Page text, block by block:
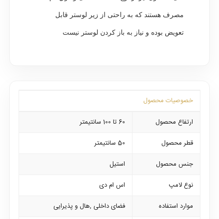
مصرف هستند که به راحتی از زیر لوستر قابل
تعویض بوده و نیاز به باز کردن لوستر نیست
خصوصیات محصول
ارتفاع محصول
60 تا 100 سانتیمتر
قطر محصول
50 سانتیمتر
جنس محصول
استیل
نوع لامپ
اس ام دی
موارد استفاده
فضای داخلی ,هال و پذیرایی